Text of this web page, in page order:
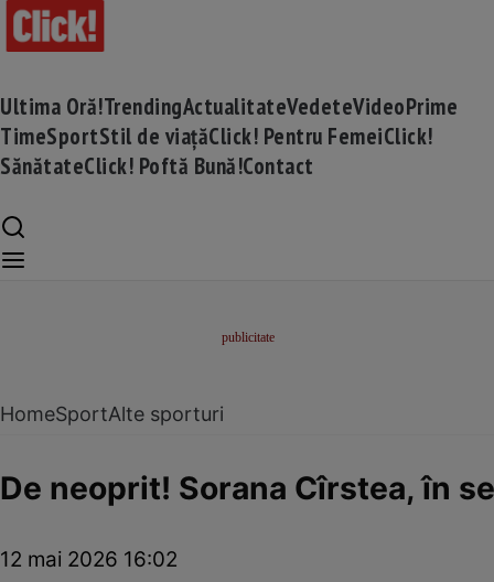
Ultima Oră!TrendingActualitateVedeteVideoPrime
TimeSportStil de viațăClick! Pentru FemeiClick!
SănătateClick! Poftă Bună!Contact
HomeSportAlte sporturi
De neoprit! Sorana Cîrstea, în
12 mai 2026 16:02